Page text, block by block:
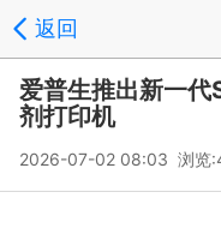
返回
爱普生推出新一
剂打印机
2026-07-02 08:03 浏览: